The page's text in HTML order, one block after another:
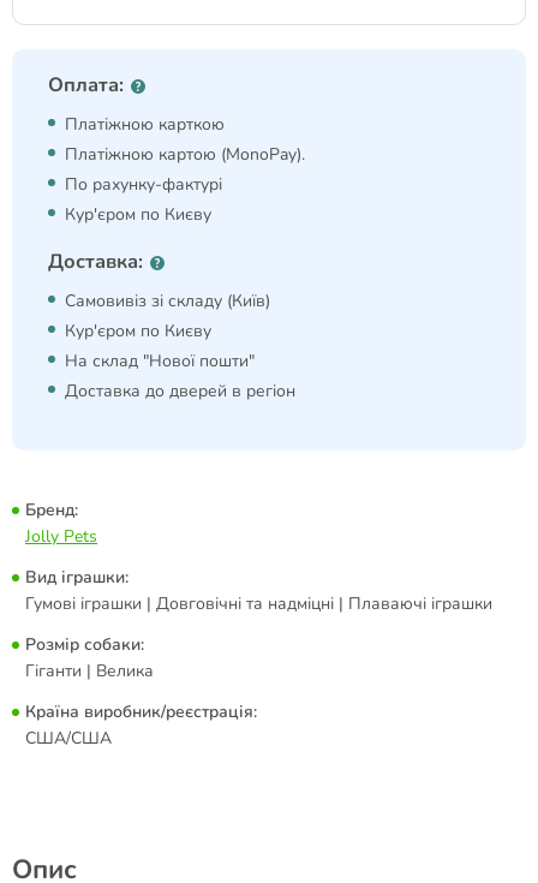
Оплата:
Платіжною карткою
Платіжною картою (MonoPay).
По рахунку-фактурі
Кур'єром по Києву
Доставка:
Самовивіз зі складу (Київ)
Кур'єром по Києву
На склад "Нової пошти"
Доставка до дверей в регіон
Бренд:
Jolly Pets
Вид іграшки:
Гумові іграшки | Довговічні та надміцні | Плаваючі іграшки
Розмір собаки:
Гіганти | Велика
Країна виробник/реєстрація:
США/США
Опис